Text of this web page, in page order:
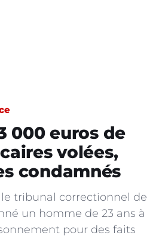
000 euros de
volées,
condamnés
le tribunal correctionnel de
un homme de 23 ans à
pour des faits